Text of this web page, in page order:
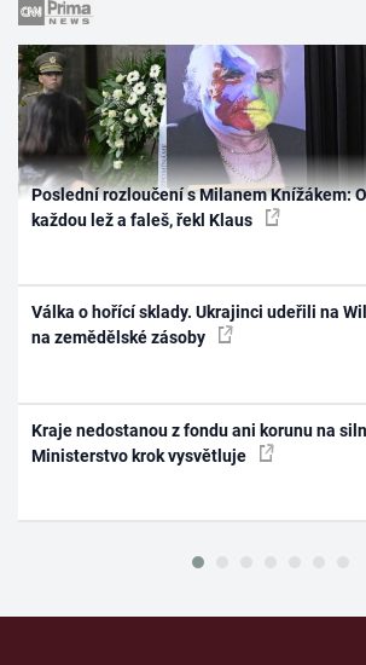
Poslední rozloučení s Milanem Knížákem:
každou lež a faleš, řekl Klaus
Válka o hořící sklady. Ukrajinci udeřili na
na zemědělské zásoby
Kraje nedostanou z fondu ani korunu na
Ministerstvo krok vysvětluje